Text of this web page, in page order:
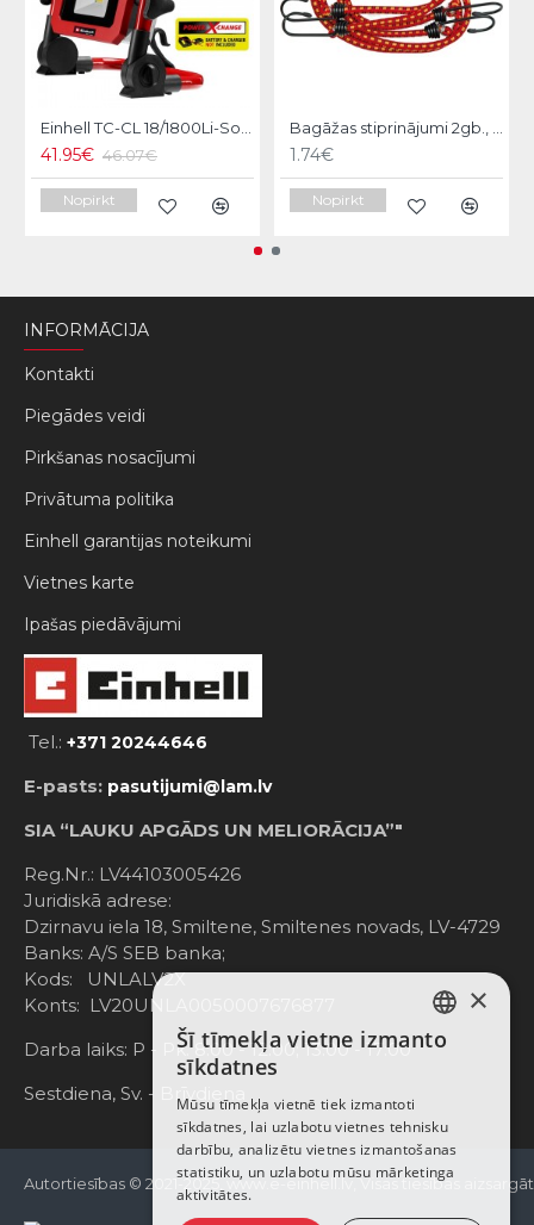
Einhell TC-CL 18/1800Li-Solo Akumulatora prožektors
41.95€ 46.07€
Nopirkt
Bagāžas stiprinājumi 2gb., 100cm Vorel
1.74€
Nopirkt
INFORMĀCIJA
Kontakti
Piegādes veidi
Pirkšanas nosacījumi
Privātuma politika
Einhell garantijas noteikumi
Vietnes karte
Ipašas piedāvājumi
Tel.: +371 20244646
E-pasts: pasutijumi@lam.lv
SIA “LAUKU APGĀDS UN MELIORĀCIJA”"
Reg.Nr.: LV44103005426
Juridiskā adrese:
Dzirnavu iela 18, Smiltene, Smiltenes novads, LV-4729
Banks: A/S SEB banka;
Kods: UNLALV2X
Konts: LV20UNLA0050007676877
Darba laiks: P - Pk. 8:00 - 12:00; 13:00 - 17:00
Sestdiena, Sv. - Brīvdiena
Autortiesības © 2021-2025, www.e-einhell.lv, Visas tiesības
LATVIAN
ENGLISH
×
Šī tīmekļa vietne izmanto
sīkdatnes
Mūsu tīmekļa vietnē tiek izmantoti
sīkdatnes, lai uzlabotu vietnes tehnisku
darbību, analizētu vietnes izmantošanas
statistiku, un uzlabotu mūsu mārketinga
aktivitātes.